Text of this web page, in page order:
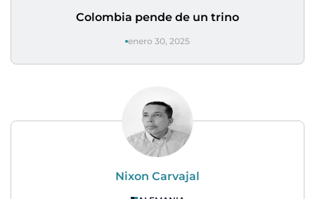
Colombia pende de un trino
enero 30, 2025
Nixon Carvajal